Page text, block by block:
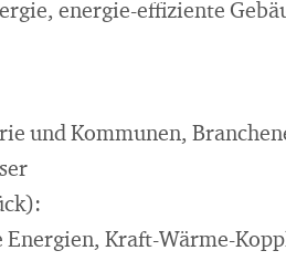
energie-effiziente
und Kommunen,
Kraft-Wärme-